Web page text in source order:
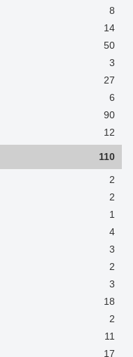
8
14
50
3
27
6
90
12
110
2
2
1
4
3
2
3
18
2
11
17